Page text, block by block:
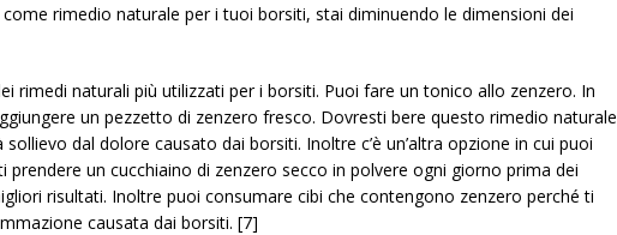
rimedio naturale per i tuoi borsiti, stai diminuendo le dimensioni dei
rimedi naturali più utilizzati per i borsiti. Puoi fare un tonico allo zenzero. In
un pezzetto di zenzero fresco. Dovresti bere questo rimedio naturale
dal dolore causato dai borsiti. Inoltre c’è un’altra opzione in cui puoi
prendere un cucchiaino di zenzero secco in polvere ogni giorno prima dei
risultati. Inoltre puoi consumare cibi che contengono zenzero perché ti
causata dai borsiti. [7]